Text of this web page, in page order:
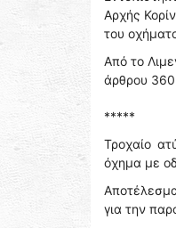
Αρχής
του
Από το
άρθρου
*****
Τροχαίο
όχημα με
για την